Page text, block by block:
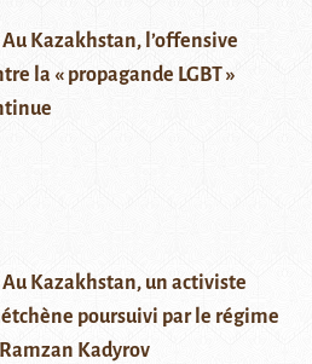
Au Kazakhstan, l’offensive
la « propagande LGBT »
Au Kazakhstan, un activiste
poursuivi par le régime
Kadyrov